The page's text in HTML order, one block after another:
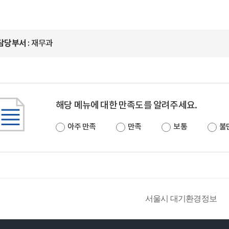
당부서 : 재무과
해당 메뉴에 대한 만족도를 알려주세요.
아주 만족 만족 보통 불
서울시 대기환경정보